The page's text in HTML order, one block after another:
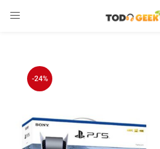
-24%
Remember me